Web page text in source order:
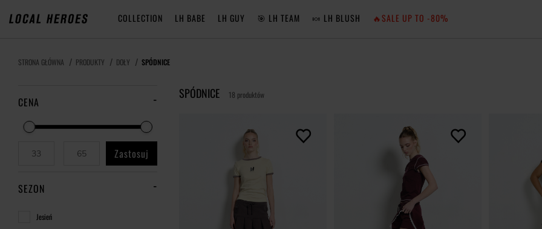
COLLECTION LH BABE LH GUY 🎯 LH TEAM 🍬 LH BLUSH 🔥SALE UP TO -80%
STRONA GŁÓWNA PRODUKTY DOŁY SPÓDNICE
CENA
Zastosuj
SEZON
Jesień
SPÓDNICE 18 produktów